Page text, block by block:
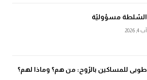
السّلطة مسؤوليّة
آب 4, 2026
طوبى للمساكين بالرّوح: من هم؟ وماذا لهم؟